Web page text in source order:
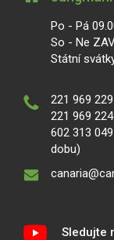
Po - Pá
So - Ne
Státní
221 969 229
221 969 224
602 313
dobu)
Sledujte